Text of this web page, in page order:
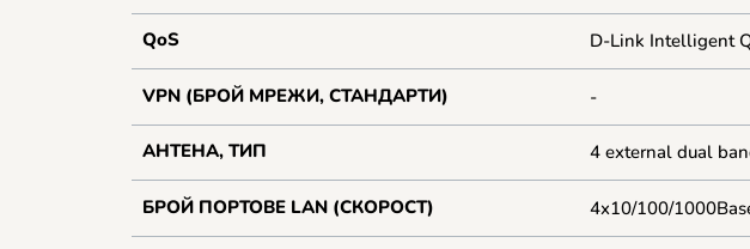
QoS D-Link Intelligent
VPN (БРОЙ МРЕЖИ, СТАНДАРТИ) -
АНТЕНА, ТИП 4 external dual
БРОЙ ПОРТОВЕ LAN (СКОРОСТ) 4x10/100/